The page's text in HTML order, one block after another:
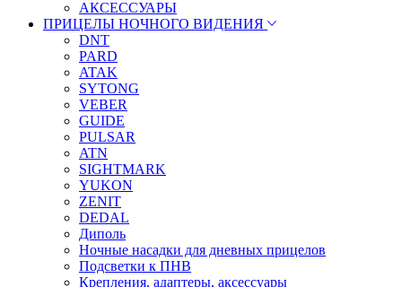
АКСЕССУАРЫ
ПРИЦЕЛЫ НОЧНОГО ВИДЕНИЯ
DNT
PARD
ATAK
SYTONG
VEBER
GUIDE
PULSAR
ATN
SIGHTMARK
YUKON
ZENIT
DEDAL
Диполь
Ночные насадки для дневных прицелов
Подсветки к ПНВ
Крепления, адаптеры, аксессуары